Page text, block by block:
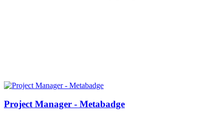
Project Manager - Metabadge